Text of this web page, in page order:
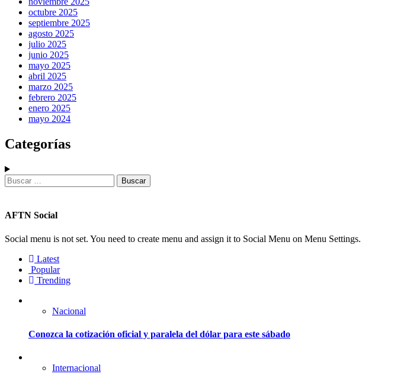
octubre 2025
septiembre 2025
agosto 2025
julio 2025
junio 2025
mayo 2025
abril 2025
marzo 2025
febrero 2025
enero 2025
mayo 2024
Categorías
AFTN Social
Social menu is not set. You need to create menu and assign it to Social Menu on Menu Settings.
Latest
Popular
Trending
Nacional
Conozca la cotización oficial y paralela del dólar para este sábado
Internacional